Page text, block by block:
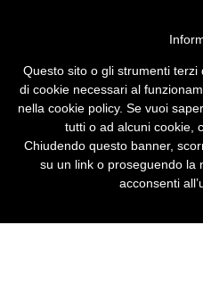
chiamata con
Breve guida ai costi
con prefissi insoliti.
Questo sito o gli strumenti
di cookie necessari al
nella cookie policy. Se vuoi
tutti o ad alcuni cookie,
Chiudendo questo banner,
su un link o proseguendo la
acconsenti